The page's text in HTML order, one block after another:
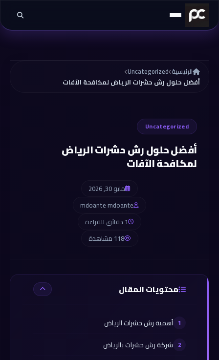
تخطي إلى المحتوى
الرئيسية Uncategorized
أفضل حلول رش حشرات الرياض لمكافحة الآفات
Uncategorized
أفضل حلول رش حشرات الرياض
لمكافحة الآفات
مايو 30, 2026
mdoante mdoante
1 دقائق للقراءة
118 مشاهدة
محتويات المقال
أهمية رش حشرات الرياض
شركة رش حشرات بالرياض